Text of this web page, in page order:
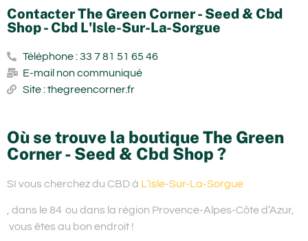
Contacter The Green Corner - Seed & Cbd
Shop - Cbd L'Isle-Sur-La-Sorgue
Téléphone : 33 7 81 51 65 46
E-mail non communiqué
Site : thegreencorner.fr
Où se trouve la boutique The Green
Corner - Seed & Cbd Shop ?
SI vous cherchez du CBD à L’Isle-Sur-La-Sorgue
, dans le 84 ou dans la région Provence-Alpes-Côte d’Azur,
vous êtes au bon endroit !